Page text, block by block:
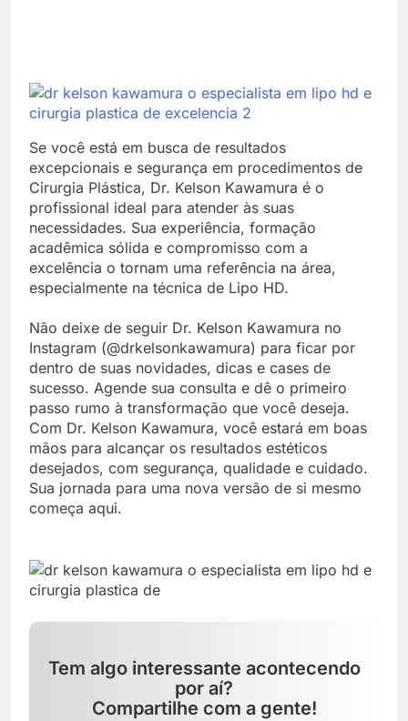
Se você está em busca de resultados
excepcionais e segurança em procedimentos de
Cirurgia Plástica, Dr. Kelson Kawamura é o
profissional ideal para atender às suas
necessidades. Sua experiência, formação
acadêmica sólida e compromisso com a
excelência o tornam uma referência na área,
especialmente na técnica de Lipo HD.
Não deixe de seguir Dr. Kelson Kawamura no
Instagram (@drkelsonkawamura) para ficar por
dentro de suas novidades, dicas e cases de
sucesso. Agende sua consulta e dê o primeiro
passo rumo à transformação que você deseja.
Com Dr. Kelson Kawamura, você estará em boas
mãos para alcançar os resultados estéticos
desejados, com segurança, qualidade e cuidado.
Sua jornada para uma nova versão de si mesmo
começa aqui.
Tem algo interessante acontecendo
por aí?
Compartilhe com a gente!